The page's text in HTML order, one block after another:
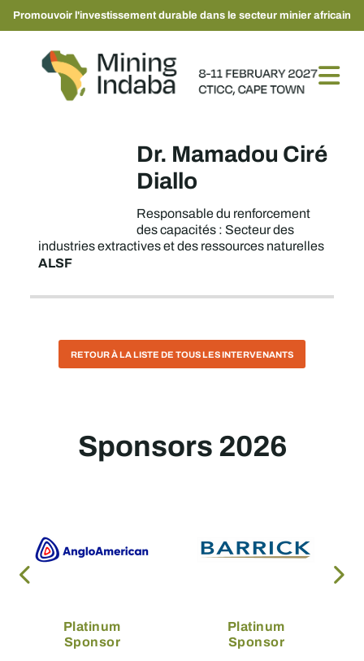
Promouvoir l'investissement durable dans le secteur minier africain
Dr. Mamadou Ciré
Diallo
Responsable du renforcement
des capacités : Secteur des
industries extractives et des ressources naturelles
ALSF
RETOUR À LA LISTE DE TOUS LES INTERVENANTS
Sponsors 2026
Platinum
Sponsor
Platinum
Sponsor